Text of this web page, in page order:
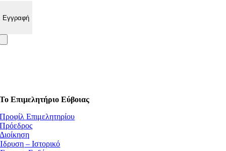
Το Επιμελητήριο Εύβοιας
Προφίλ Επιμελητηρίου
Πρόεδρος
Διοίκηση
Ίδρυση – Ιστορικό